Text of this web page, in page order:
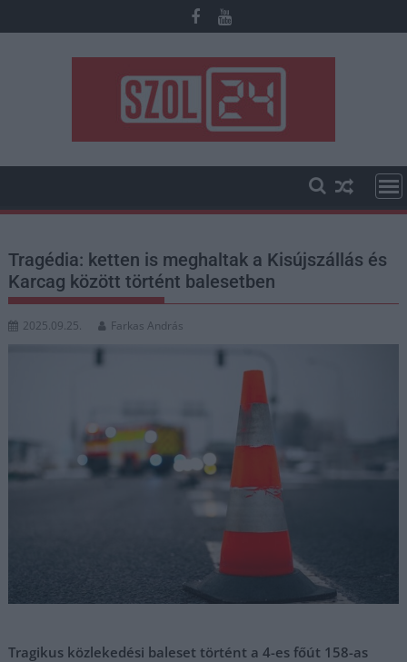
to
Tragédia: ketten is meghaltak a Kisújszállás és
Karcag között történt balesetben
2025.09.25. Farkas András
Tragikus közlekedési baleset történt a 4-es főút 158-as